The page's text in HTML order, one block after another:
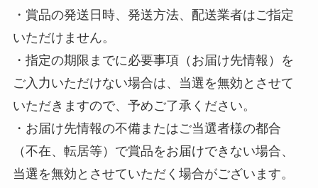
・賞品の発送日時、発送方法、配送業者はご指定
いただけません。
・指定の期限までに必要事項（お届け先情報）を
ご入力いただけない場合は、当選を無効とさせて
いただきますので、予めご了承ください。
・お届け先情報の不備またはご当選者様の都合
（不在、転居等）で賞品をお届けできない場合、
当選を無効とさせていただく場合がございます。